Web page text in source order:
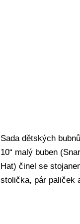
Sada dětských
10“ malý buben
Hat) činel se
stolička, pár paliček